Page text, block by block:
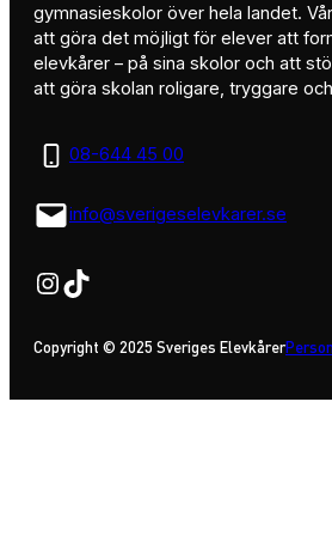
gymnasieskolor över hela landet.
att göra det möjligt för elever att
elevkårer – på sina skolor och att
att göra skolan roligare, tryggare
08-644 45 00
info@sverigeselevkarer.se
InstagramTikTok
Copyright © 2025 Sveriges Elevkårer